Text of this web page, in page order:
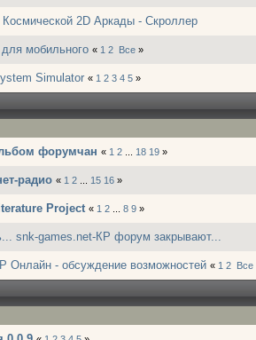
Космической 2D Аркады - Скроллер
мобильного « 1 2 Все »
Simulator « 1 2 3 4 5 »
форумчан « 1 2 18 19 »
радио « 1 2 15 16 »
Project « 1 2 8 9 »
snk-games.net-КР форум закрывают...
Онлайн - обсуждение возможностей « 1 2 Все